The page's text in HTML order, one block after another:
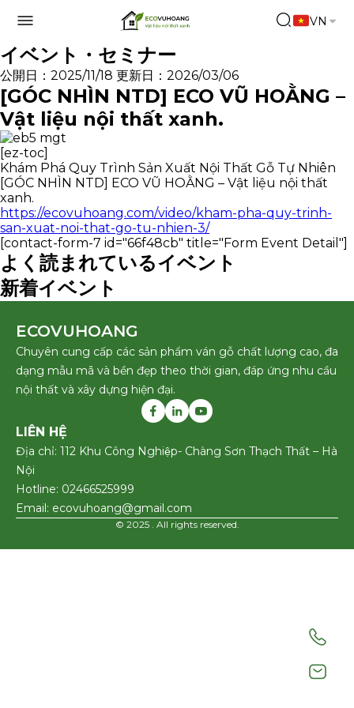
VN
イベント・セミナー
公開日：2025/11/18 更新日：2026/03/06
[GÓC NHÌN NTD] ECO VŨ HOẰNG –
Vật liệu nội thất xanh.
[ez-toc]
Khám Phá Quy Trình Sản Xuất Nội Thất Gỗ Tự Nhiên
[GÓC NHÌN NTD] ECO VŨ HOẰNG – Vật liệu nội thất
xanh.
https://ecovuhoang.com/video/kham-pha-quy-trinh-
san-xuat-noi-that-go-tu-nhien-3/
[contact-form-7 id="66f48cb" title="Form Event Detail"]
よく読まれているイベント
新着イベント
ECOVUHOANG
Chuyên cung cấp các sản phẩm ván gỗ chất lượng cao, đa
dạng mẫu mã và bền đẹp theo thời gian, đáp ứng nhu cầu
nội thất và xây dựng hiện đại.
LIÊN HỆ
Địa chỉ: 112 Khu Công Nghiệp- Chàng Sơn Thạch Thất – Hà
Nội
Hotline: 02466525999
Email: ecovuhoang@gmail.com
© 2025 . All rights reserved.